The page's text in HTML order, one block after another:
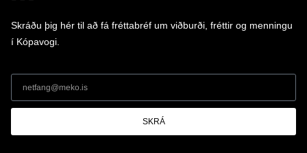
Skráðu þig hér til að fá fréttabréf um viðburði, fréttir og menningu
í Kópavogi.
SKRÁ